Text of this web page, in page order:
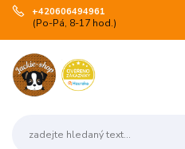
+420606494961
(Po-Pá, 8-17 hod.)